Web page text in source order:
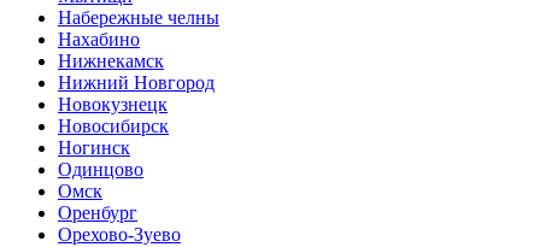
Набережные челны
Нахабино
Нижнекамск
Нижний Новгород
Новокузнецк
Новосибирск
Ногинск
Одинцово
Омск
Оренбург
Орехово-Зуево